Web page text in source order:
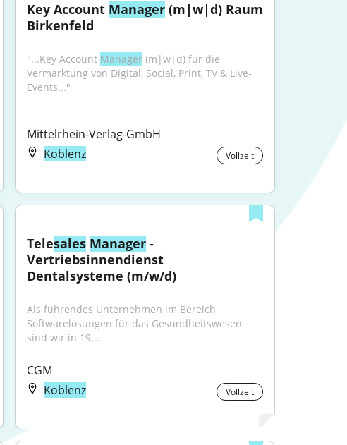
Key Account Manager (m|w|d) Raum
Birkenfeld
"...Key Account Manager (m|w|d) für die
Vermarktung von Digital, Social, Print, TV & Live-
Events..."
Mittelrhein-Verlag-GmbH
Koblenz
Vollzeit
Telesales Manager -
Vertriebsinnendienst
Dentalsysteme (m/w/d)
Als führendes Unternehmen im Bereich
Softwarelösungen für das Gesundheitswesen
sind wir in 19...
CGM
Koblenz
Vollzeit